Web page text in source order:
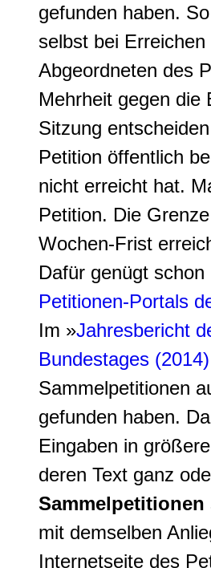
gefunden haben.
selbst bei
Abgeordneten des
Mehrheit gegen die
Sitzung
Petition öffentlich
nicht erreicht hat.
Petition. Die
Wochen-Frist
Dafür genügt
Petitionen-Portals
Im »Jahresbericht
Bundestages (2014)
Sammelpetitionen
gefunden haben.
Eingaben in
deren Text ganz
Sammelpetitionen
mit demselben
Internetseite des